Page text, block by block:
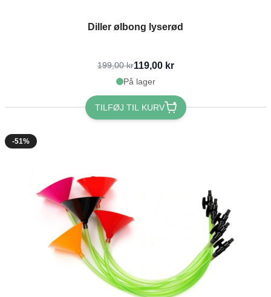
Diller ølbong lyserød
199,00 kr119,00 kr
På lager
TILFØJ TIL KURV
-51%